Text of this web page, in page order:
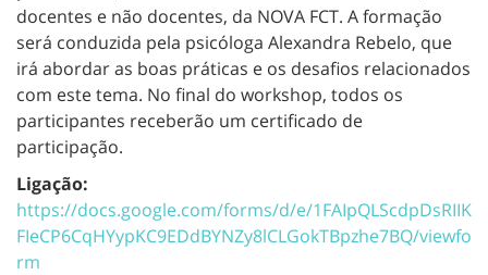
docentes e não docentes, da NOVA FCT. A formação
será conduzida pela psicóloga Alexandra Rebelo, que
irá abordar as boas práticas e os desafios relacionados
com este tema. No final do workshop, todos os
participantes receberão um certificado de
participação.
Ligação:
https://docs.google.com/forms/d/e/1FAIpQLScdpDsRIIK
FIeCP6CqHYypKC9EDdBYNZy8lCLGokTBpzhe7BQ/viewfo
rm